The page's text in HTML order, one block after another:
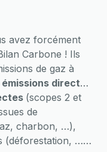
dans le
SBTi.
!
avez forcément
Carbone ! Ils
de gaz à
émissions directes
(scopes 2 et
de
charbon, …),
(déforestation, …),